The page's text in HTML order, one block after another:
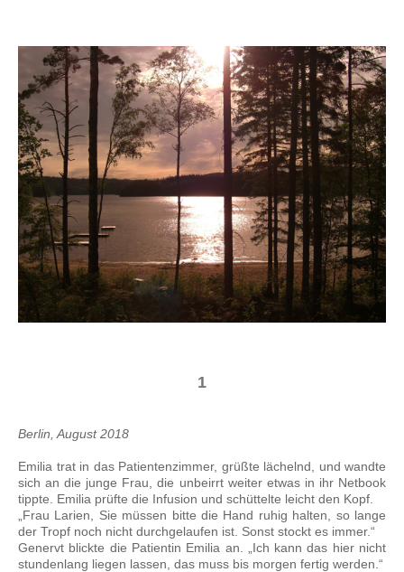
1
Berlin, August 2018
Emilia trat in das Patientenzimmer, grüßte lächelnd, und wandte
sich an die junge Frau, die unbeirrt weiter etwas in ihr Netbook
tippte. Emilia prüfte die Infusion und schüttelte leicht den Kopf.
„Frau Larien, Sie müssen bitte die Hand ruhig halten, so lange
der Tropf noch nicht durchgelaufen ist. Sonst stockt es immer.“
Genervt blickte die Patientin Emilia an. „Ich kann das hier nicht
stundenlang liegen lassen, das muss bis morgen fertig werden.“